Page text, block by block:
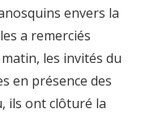
envers la
a remerciés
les invités du
en présence des
ils ont clôturé la